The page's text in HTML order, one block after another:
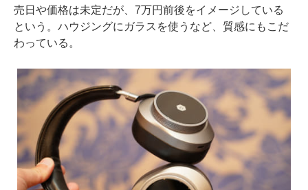
売日や価格は未定だが、7万円前後をイメージしている
という。ハウジングにガラスを使うなど、質感にもこだ
わっている。